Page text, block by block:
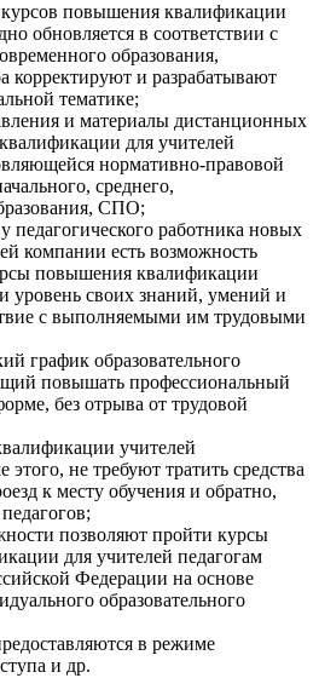
повышения квалификации
обновляется в соответствии с
образования,
корректируют и разрабатывают
тематике;
и материалы дистанционных
для учителей
нормативно-правовой
среднего,
СПО;
педагогического работника новых
компании есть возможность
повышения квалификации
уровень своих знаний, умений и
с выполняемыми им трудовыми
график образовательного
повышать профессиональный
без отрыва от трудовой
учителей
этого, не требуют тратить средства
к месту обучения и обратно,
позволяют пройти курсы
для учителей педагогам
Федерации на основе
образовательного
в режиме
и др.